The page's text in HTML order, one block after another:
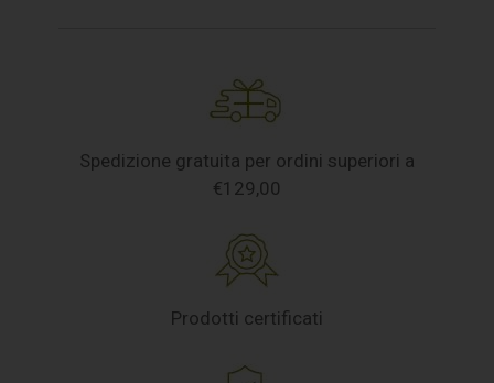
Spedizione gratuita per ordini superiori a
€129,00
Prodotti certificati